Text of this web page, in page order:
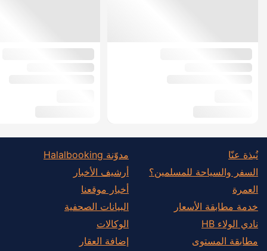
نُبذة عنّا
السفر والسياحة للمسلمين؟
العمرة
خدمة مطابقة الأسعار
نادي الولاء HB
مطابقة المستوى
مدوّنة Halalbooking
أرشيف الأخبار
أخبار موقعنا
البيانات الصحفية
الوكالات
إضافة العقار